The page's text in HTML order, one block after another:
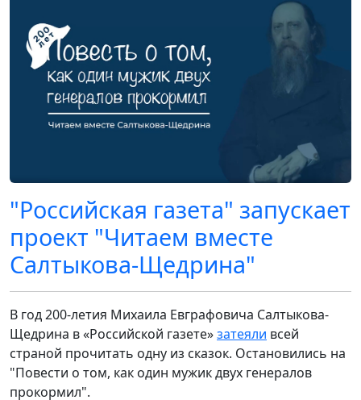
"Российская газета" запускает
проект "Читаем вместе
Салтыкова-Щедрина"
В год 200-летия Михаила Евграфовича Салтыкова-
Щедрина в «Российской газете»затеяли всей
страной прочитать одну из сказок. Остановились на
"Повести о том, как один мужик двух генералов
прокормил".